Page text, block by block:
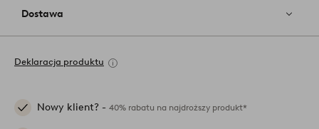
Dostawa
Deklaracja produktu
Nowy klient? - 40% rabatu na najdroższy produkt*